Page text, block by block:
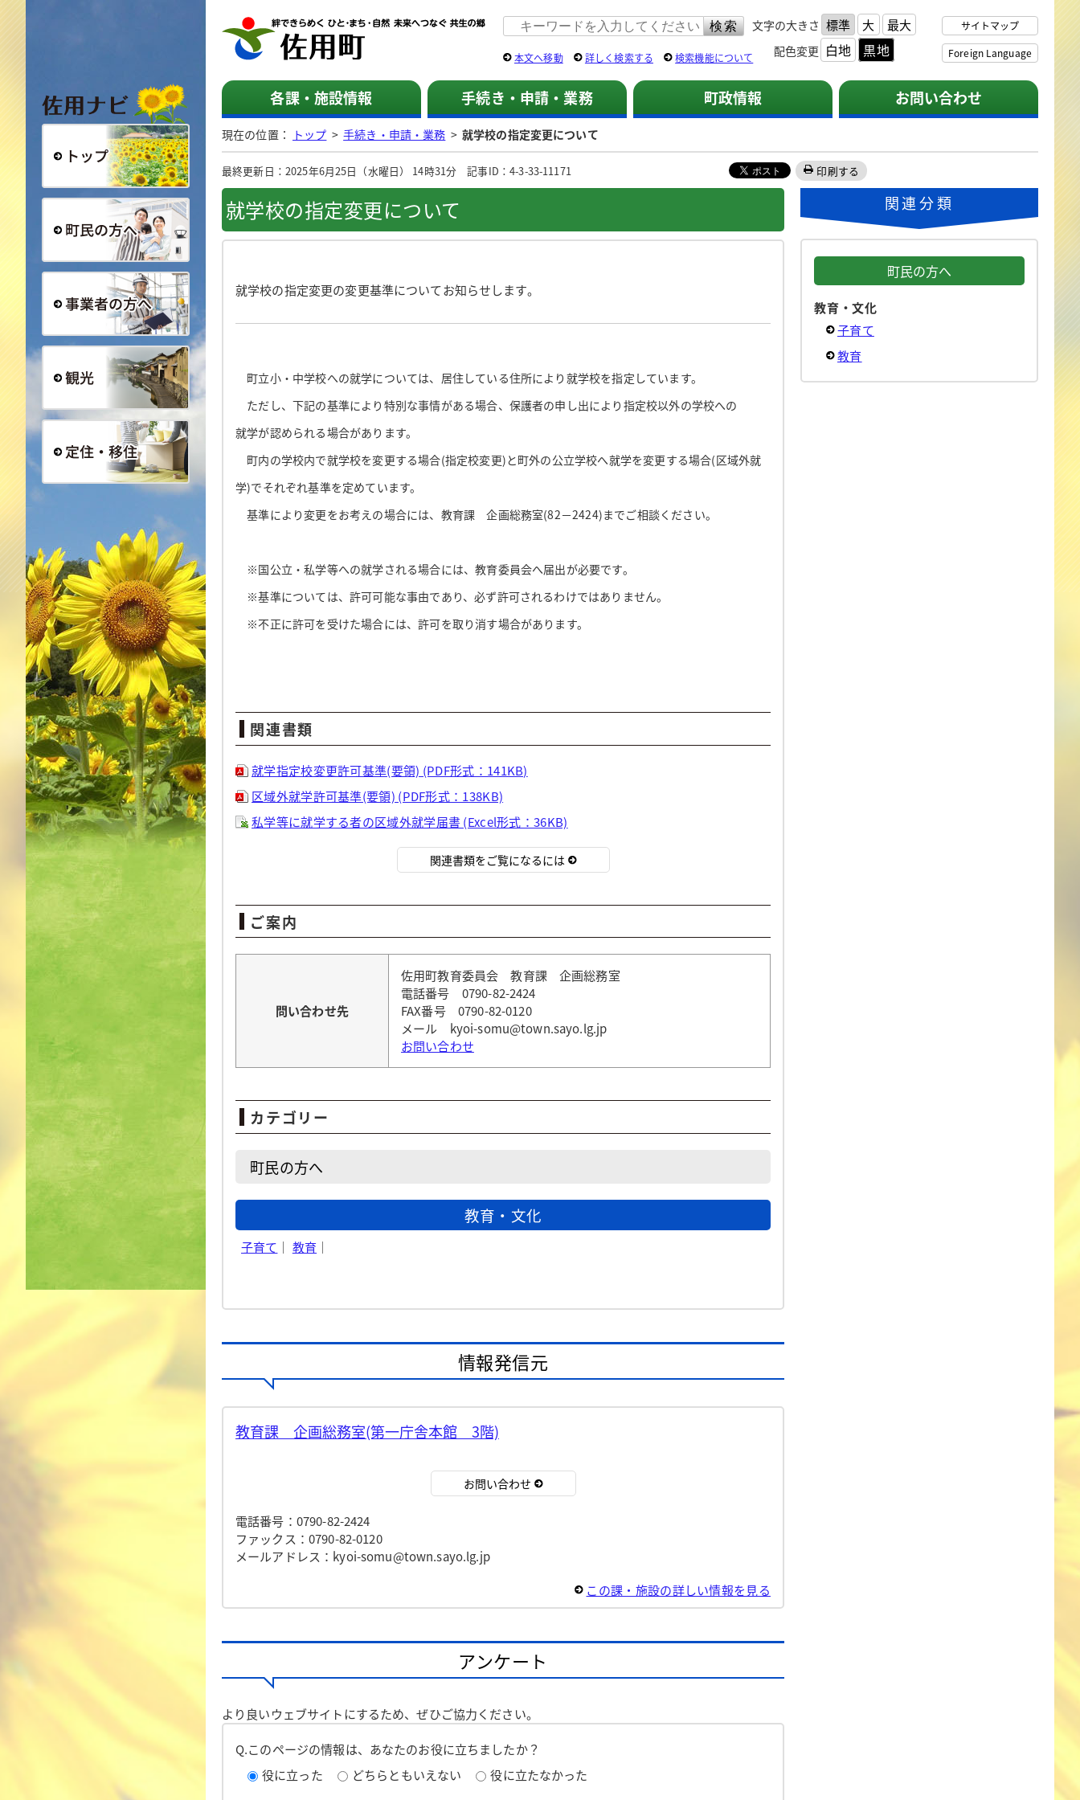
総合トップ
事業者の方へ
定住・移住
佐用町 公式ホームページ 文字の大きさ 標準 大 最大
配色変更 白地 黒地
サイトマップ
Foreign Language
本文へ移動 詳しく検索する 検索機能について
各課・施設情報 手続き・申請・業務 町政情報 お問い合わせ
現在の位置： トップ >手続き・申請・業務 >就学校の指定変更について
最終更新日：2025年6月25日（水曜日） 14時31分 記事ID：4-3-33-11171 印刷する
就学校の指定変更について
就学校の指定変更の変更基準についてお知らせします。
町立小・中学校への就学については、居住している住所により就学校を指定しています。
ただし、下記の基準により特別な事情がある場合、保護者の申し出により指定校以外の学校への
就学が認められる場合があります。
町内の学校内で就学校を変更する場合(指定校変更)と町外の公立学校へ就学を変更する場合(区域外就
学)でそれぞれ基準を定めています。
基準により変更をお考えの場合には、教育課 企画総務室(82－2424)までご相談ください。
※国公立・私学等への就学される場合には、教育委員会へ届出が必要です。
※基準については、許可可能な事由であり、必ず許可されるわけではありません。
※不正に許可を受けた場合には、許可を取り消す場合があります。
関連書類
就学指定校変更許可基準(要領) (PDF形式：141KB)
区域外就学許可基準(要領) (PDF形式：138KB)
私学等に就学する者の区域外就学届書 (Excel形式：36KB)
関連書類をご覧になるには
ご案内
問い合わせ先
佐用町教育委員会 教育課 企画総務室
電話番号 0790-82-2424
FAX番号 0790-82-0120
メール kyoi-somu@town.sayo.lg.jp
お問い合わせ
カテゴリー
町民の方へ
教育・文化
子育て ｜ 教育 ｜
情報発信元
教育課 企画総務室(第一庁舎本館 3階)
お問い合わせ
電話番号：0790-82-2424
ファックス：0790-82-0120
メールアドレス：kyoi-somu@town.sayo.lg.jp
この課・施設の詳しい情報を見る
アンケート
より良いウェブサイトにするため、ぜひご協力ください。
Q.このページの情報は、あなたのお役に立ちましたか？
役に立った
どちらともいえない 役に立たなかった
関連分類
町民の方へ
教育・文化
子育て
教育